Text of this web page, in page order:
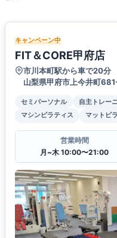
キャンペーン中
FIT＆CORE甲府店
市川本町駅から車で20分
山梨県甲府市上今井町
セミパーソナル 自主トレー
マシンピラティス
マットピ
営業時間
月~木 10:00〜21:00